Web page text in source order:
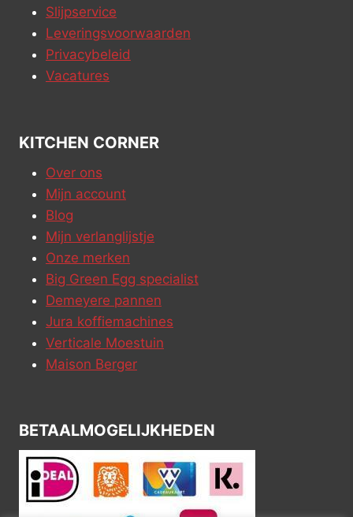
Slijpservice
Leveringsvoorwaarden
Privacybeleid
Vacatures
KITCHEN CORNER
Over ons
Mijn account
Blog
Mijn verlanglijstje
Onze merken
Big Green Egg specialist
Demeyere pannen
Jura koffiemachines
Verticale Moestuin
Maison Berger
BETAALMOGELIJKHEDEN